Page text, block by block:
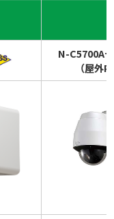
N-
（屋外